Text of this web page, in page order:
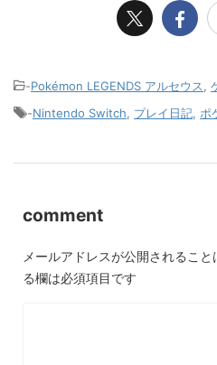
-Pokémon LEGENDS アルセウス
-Nintendo Switch プレイ日記 ポ
comment
メールアドレスが公開されること
る欄は必須項目です